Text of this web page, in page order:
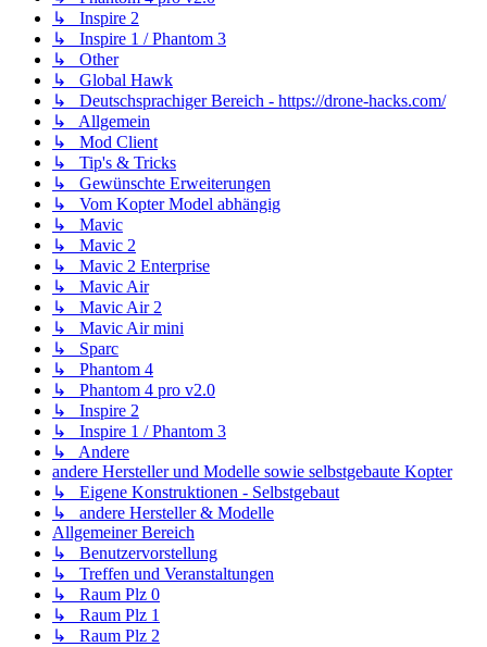
↳ Inspire 2
↳ Inspire 1 / Phantom 3
↳ Other
↳ Global Hawk
↳ Deutschsprachiger Bereich - https://drone-hacks.com/
↳ Allgemein
↳ Mod Client
↳ Tip's & Tricks
↳ Gewünschte Erweiterungen
↳ Vom Kopter Model abhängig
↳ Mavic
↳ Mavic 2
↳ Mavic 2 Enterprise
↳ Mavic Air
↳ Mavic Air 2
↳ Mavic Air mini
↳ Sparc
↳ Phantom 4
↳ Phantom 4 pro v2.0
↳ Inspire 2
↳ Inspire 1 / Phantom 3
↳ Andere
andere Hersteller und Modelle sowie selbstgebaute Kopter
↳ Eigene Konstruktionen - Selbstgebaut
↳ andere Hersteller & Modelle
Allgemeiner Bereich
↳ Benutzervorstellung
↳ Treffen und Veranstaltungen
↳ Raum Plz 0
↳ Raum Plz 1
↳ Raum Plz 2